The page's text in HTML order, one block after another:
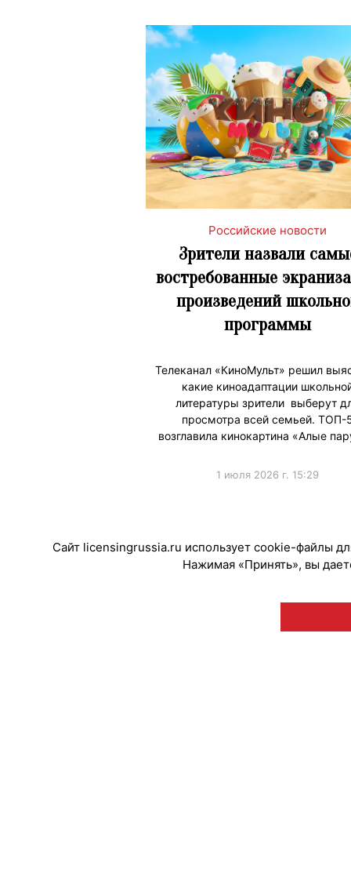
Российские новости
Зрители назвали
востребованные
произведений
программы
Телеканал «КиноМульт» решил
какие киноадаптации
литературы зрители выберут
просмотра всей семьей. ТОП-
возглавила кинокартина «Алые
1 июля 2026 г. 15:29
©
Сайт licensingrussia.ru использует cookie-файлы
Нажимая «Принять», вы